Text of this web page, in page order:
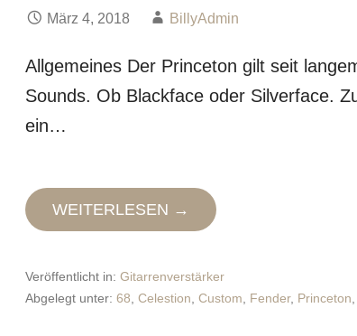
März 4, 2018 BillyAdmin
Allgemeines Der Princeton gilt seit
Sounds. Ob Blackface oder Silverface.
ein…
WEITERLESEN →
Veröffentlicht in: Gitarrenverstärker
Abgelegt unter: 68, Celestion, Custom, Fender, Princeton,